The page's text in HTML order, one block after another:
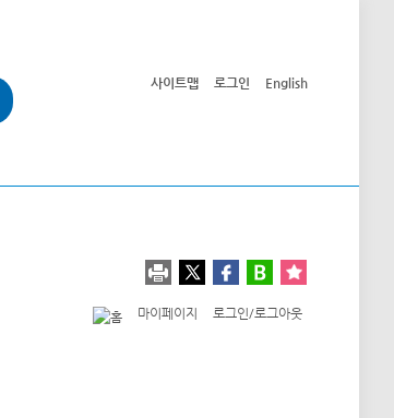
사이트맵 로그인 English
마이페이지 로그인/로그아웃